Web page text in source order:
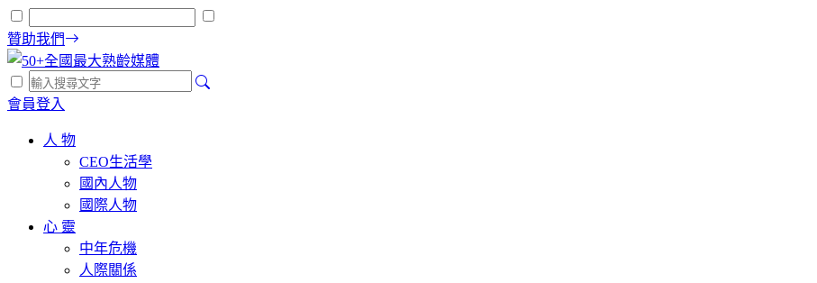
贊助我們
會員登入
人 物
CEO生活學
國內人物
國際人物
心 靈
中年危機
人際關係